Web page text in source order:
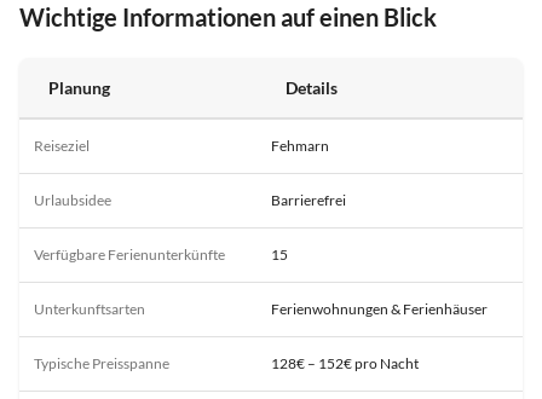
Wichtige Informationen auf einen Blick
Planung Details
Reiseziel Fehmarn
Urlaubsidee Barrierefrei
Verfügbare Ferienunterkünfte 15
Unterkunftsarten Ferienwohnungen & Ferienhäuser
Typische Preisspanne 128€ – 152€ pro Nacht